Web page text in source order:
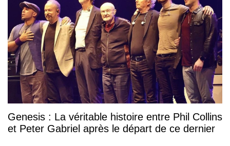
Genesis : La véritable histoire entre Phil Collins
et Peter Gabriel après le départ de ce dernier